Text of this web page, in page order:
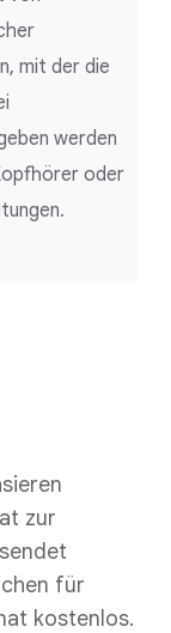
mit der die
werden
oder
zur
für
kostenlos.